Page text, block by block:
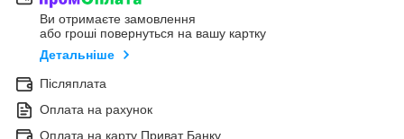
Ви отримаєте замовлення
або гроші повернуться на вашу картку
Детальніше
Післяплата
Оплата на рахунок
Оплата на карту Приват Банку